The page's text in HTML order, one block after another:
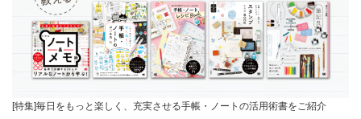
[特集]毎日をもっと楽しく、充実させる手帳・ノートの活用術書をご紹介